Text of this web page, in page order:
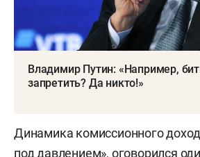
Владимир Путин: «Например,
запретить? Да никто!»
Динамика комиссионного
под давлением», оговорился